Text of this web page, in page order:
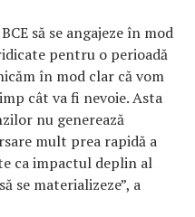
să se angajeze în mod
pentru o perioadă
în mod clar că vom
cât va fi nevoie. Asta
nu generează
mult prea rapidă a
ca impactul deplin al
se materializeze”, a